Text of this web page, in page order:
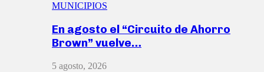
MUNICIPIOS
En agosto el “Circuito de Ahorro
Brown” vuelve…
5 agosto, 2026